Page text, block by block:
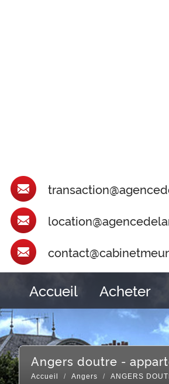
Accueil Acheter
angers doutre -
Accueil Angers ANGERS